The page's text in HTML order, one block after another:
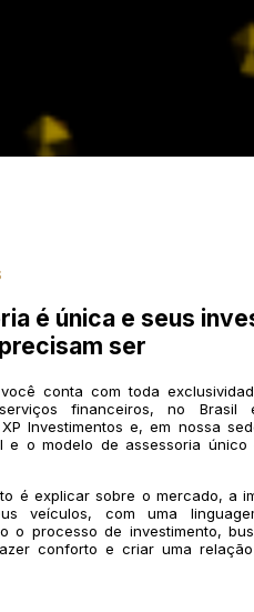
é única e seus
ser
conta com toda
financeiros, no Brasil
Investimentos e, em nossa
e o modelo de assessoria
é explicar sobre o mercado, a
veículos, com uma
o processo de investimento,
conforto e criar uma